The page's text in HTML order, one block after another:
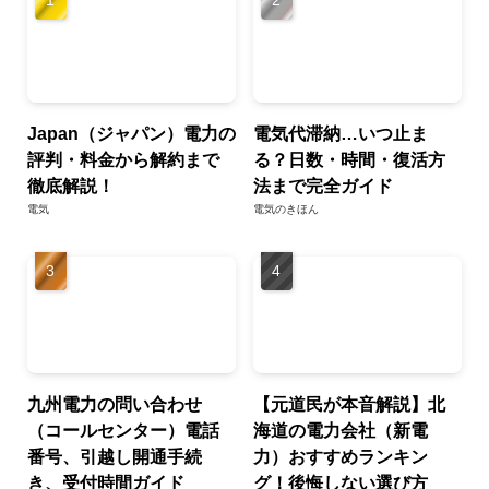
Japan（ジャパン）電力の
評判・料金から解約まで
徹底解説！
電気
電気代滞納…いつ止ま
る？日数・時間・復活方
法まで完全ガイド
電気のきほん
九州電力の問い合わせ
（コールセンター）電話
番号、引越し開通手続
き、受付時間ガイド
【元道民が本音解説】北
海道の電力会社（新電
力）おすすめランキン
グ！後悔しない選び方